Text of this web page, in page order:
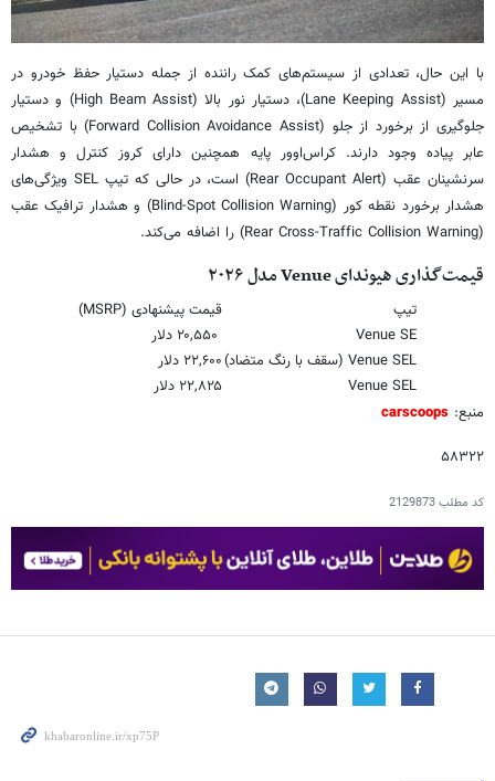
با این حال، تعدادی از سیستم‌های کمک راننده از جمله دستیار حفظ خودرو در
مسیر (Lane Keeping Assist)، دستیار نور بالا (High Beam Assist) و دستیار
جلوگیری از برخورد از جلو (Forward Collision Avoidance Assist) با تشخیص
عابر پیاده وجود دارند. کراس‌اوور پایه همچنین دارای کروز کنترل و هشدار
سرنشینان عقب (Rear Occupant Alert) است، در حالی که تیپ SEL ویژگی‌های
هشدار برخورد نقطه کور (Blind-Spot Collision Warning) و هشدار ترافیک عقب
(Rear Cross-Traffic Collision Warning) را اضافه می‌کند.
قیمت‌گذاری هیوندای Venue مدل ۲۰۲۶
تیپ
قیمت پیشنهادی (MSRP)
Venue SE
Venue SEL (سقف با رنگ متضاد)
۲۲,۶۰۰ دلار
Venue SEL
۲۲,۸۲۵ دلار
منبع: carscoops
۵۸۳۲۲
کد مطلب2129873